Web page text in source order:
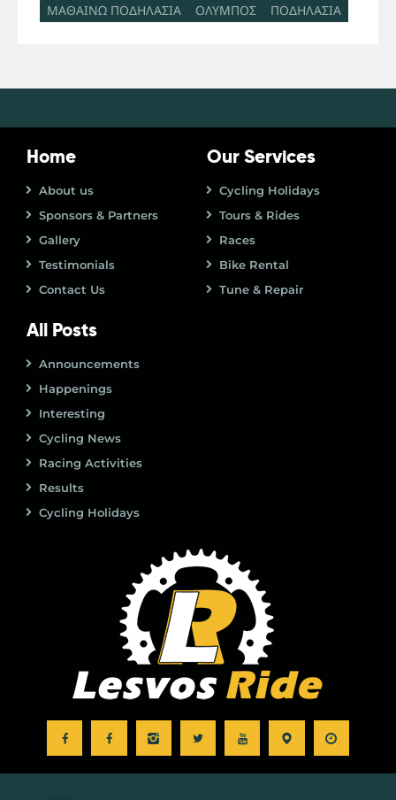
ΜΑΘΑΙΝΩ ΠΟΔΗΛΑΣΙΑ
ΟΛΥΜΠΟΣ ΠΟΔΗΛΑΣΙΑ
Home
About us
Sponsors & Partners
Gallery
Testimonials
Contact Us
Our Services
Cycling Holidays
Tours & Rides
Races
Bike Rental
Tune & Repair
All Posts
Announcements
Happenings
Interesting
Cycling News
Racing Activities
Results
Cycling Holidays